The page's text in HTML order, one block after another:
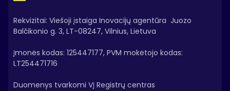
Rekvizitai: Viešoji įstaiga Inovacijų agentūra Juozo
Balčikonio g. 3, LT-08247, Vilnius, Lietuva
Įmonės kodas: 125447177, PVM mokėtojo kodas:
LT254471716
Duomenys tvarkomi VĮ Registrų centras